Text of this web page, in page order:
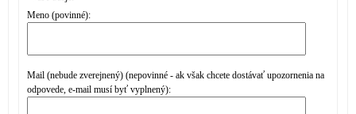
Meno (povinné):
Mail (nebude zverejnený) (nepovinné - ak však chcete dostávať upozornenia na
odpovede, e-mail musí byť vyplnený):